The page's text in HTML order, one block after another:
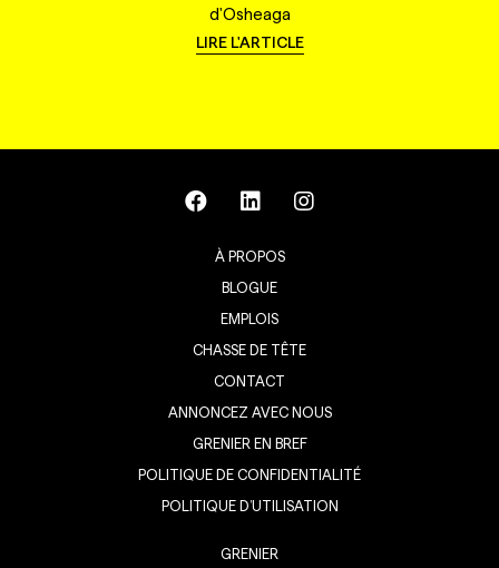
d'Osheaga
LIRE L'ARTICLE
À PROPOS
BLOGUE
EMPLOIS
CHASSE DE TÊTE
CONTACT
ANNONCEZ AVEC NOUS
GRENIER EN BREF
POLITIQUE DE CONFIDENTIALITÉ
POLITIQUE D’UTILISATION
GRENIER